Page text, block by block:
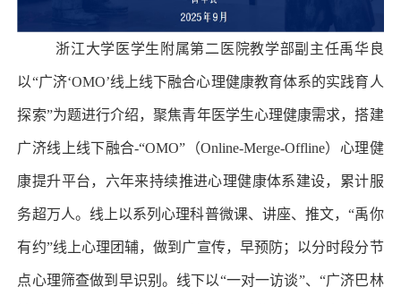
浙江大学医学生附属第二医院教学部副主任禹华良
以“广济‘OMO’线上线下融合心理健康教育体系的实践育人
探索”为题进行介绍，聚焦青年医学生心理健康需求，搭建
广济线上线下融合-“OMO”（Online-Merge-Offline）心理健
康提升平台，六年来持续推进心理健康体系建设，累计服
务超万人。线上以系列心理科普微课、讲座、推文，“禹你
有约”线上心理团辅，做到广宣传，早预防；以分时段分节
点心理筛查做到早识别。线下以“一对一访谈”、“广济巴林